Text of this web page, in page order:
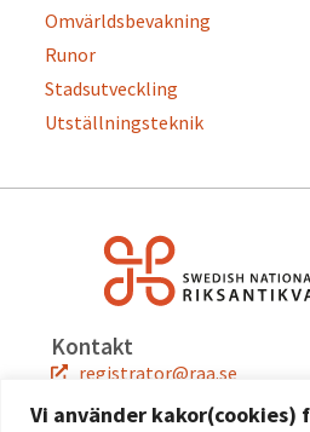
Vi använder kakor(cookies)
Omvärldsbevakning
Runor
Stadsutveckling
Utställningsteknik
Kontakt
registrator@raa.se
08-5191 80 00